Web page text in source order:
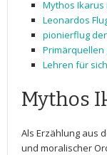
Mythos Ikarus
Leonardos
pionierflug
Primärquellen
Lehren für
Mythos
Als Erzählung aus
und moralischer‌